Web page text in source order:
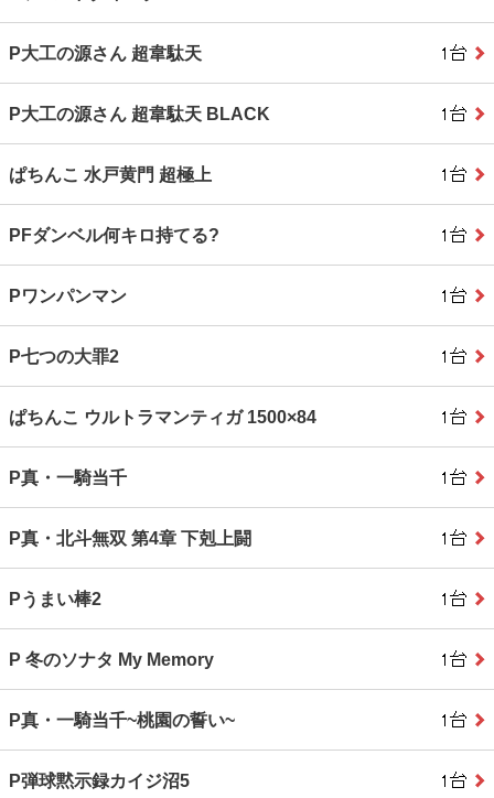
P大工の源さん 超韋駄天
P大工の源さん 超韋駄天 BLACK
ぱちんこ 水戸黄門 超極上
PFダンベル何キロ持てる?
Pワンパンマン
P七つの大罪2
ぱちんこ ウルトラマンティガ 1500×84
P真・一騎当千
P真・北斗無双 第4章 下剋上闘
Pうまい棒2
P 冬のソナタ My Memory
P真・一騎当千~桃園の誓い~
P弾球黙示録カイジ沼5